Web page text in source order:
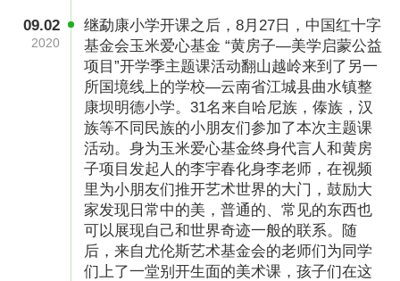
531000005000160090A25017
用于黄房子教室的装修改造、设备及家具采买，
开展美育课程培训，组织艺术夏令营和志愿者主
题课活动等。
开具发票方式
中国红十字基金会将为您开具电子捐赠票据。为
响应国家票据电子化号召，目前捐赠票据仅支持
09.02
2020
继勐康小学开课之后，8月27日，中国红十字
基金会玉米爱心基金 “黄房子—美学启蒙公益
项目”开学季主题课活动翻山越岭来到了另一
所国境线上的学校—云南省江城县曲水镇整
康坝明德小学。31名来自哈尼族，傣族，汉
族等不同民族的小朋友们参加了本次主题课
活动。身为玉米爱心基金终身代言人和黄房
子项目发起人的李宇春化身李老师，在视频
里为小朋友们推开艺术世界的大门，鼓励大
家发现日常中的美，普通的、常见的东西也
可以展现自己和世界奇迹一般的联系。随
后，来自尤伦斯艺术基金会的老师们为同学
们上了一堂别开生面的美术课，孩子们在这